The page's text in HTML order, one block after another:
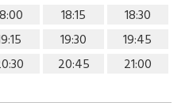
18:15
18:30
19:30
19:45
20:45 21:00